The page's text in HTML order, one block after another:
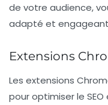
de votre audience,
adapté et
Extensions
Les extensions
pour optimiser le